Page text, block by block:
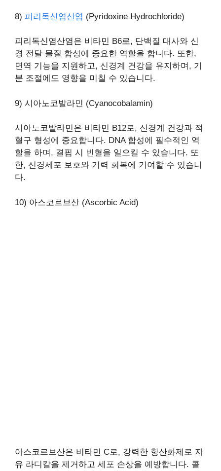
8) 피리독신염산염 (Pyridoxine Hydrochloride)
피리독신염산염은 비타민 B6로, 단백질 대사와 신
경 전달 물질 합성에 중요한 역할을 합니다. 또한,
면역 기능을 지원하고, 신경계 건강을 유지하며, 기
분 조절에도 영향을 미칠 수 있습니다.
9) 시아노코발라민 (Cyanocobalamin)
시아노코발라민은 비타민 B12로, 신경계 건강과 적
혈구 형성에 중요합니다. DNA 합성에 필수적인 역
할을 하며, 결핍 시 빈혈을 일으킬 수 있습니다. 또
한, 신경세포 보호와 기력 회복에 기여할 수 있습니
다.
10) 아스코르브산 (Ascorbic Acid)
아스코르브산은 비타민 C로, 강력한 항산화제로 자
유 라디칼을 제거하고 세포 손상을 예방합니다. 콜